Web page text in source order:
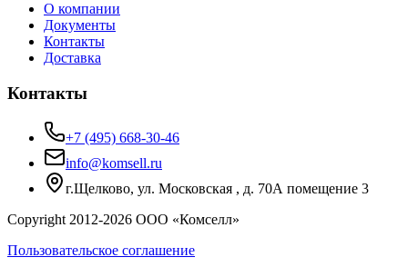
О компании
Документы
Контакты
Доставка
Контакты
+7 (495) 668-30-46
info@komsell.ru
г.Щелково, ул. Московская , д. 70А помещение 3
Copyright 2012-2026 ООО «Комселл»
Пользовательское соглашение